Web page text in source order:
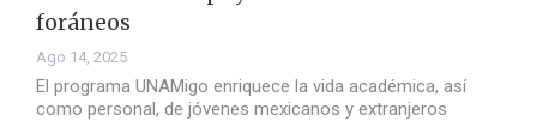
foráneos
Ago 14, 2025
El programa UNAMigo enriquece la vida académica, así
como personal, de jóvenes mexicanos y extranjeros